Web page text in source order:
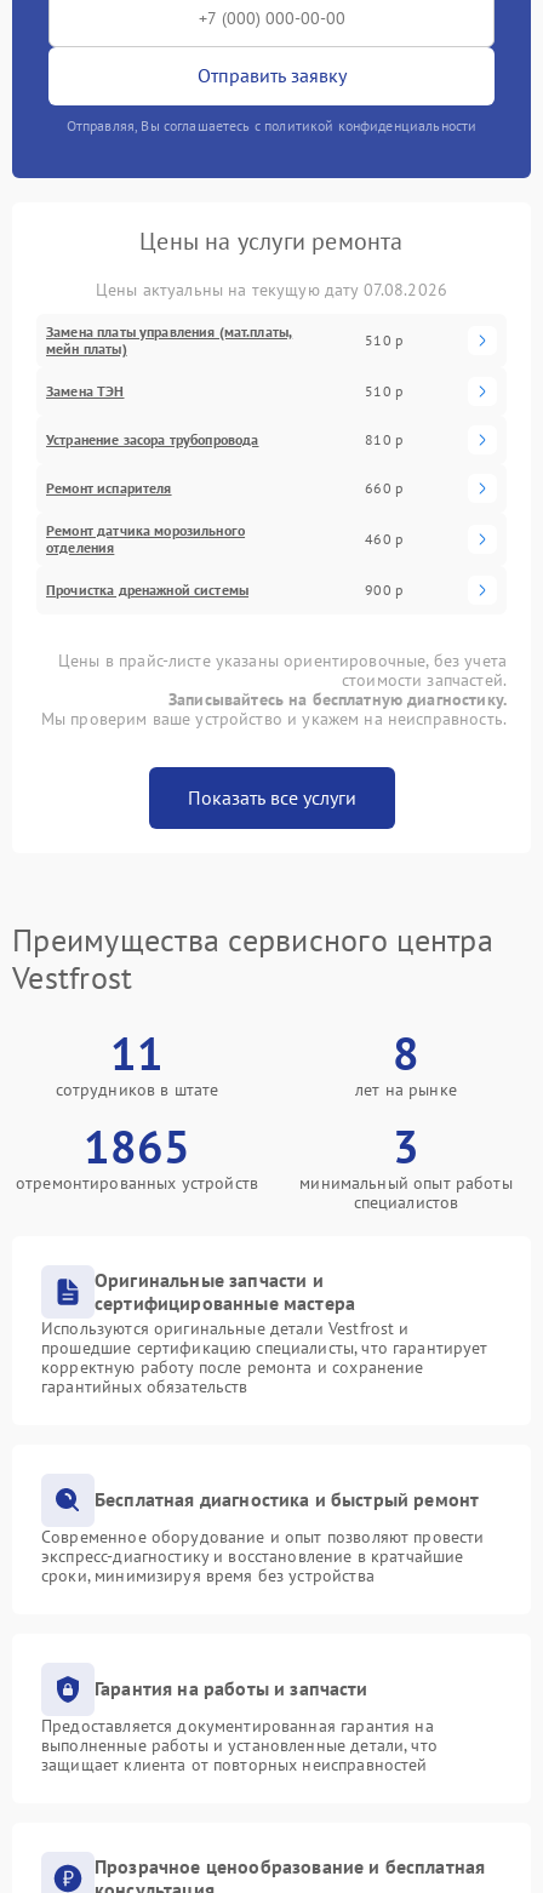
Отправить заявку
Отправляя, Вы соглашаетесь с политикой конфиденциальности
Цены на услуги ремонта
Цены актуальны на текущую дату 07.08.2026
Замена платы управления (мат.платы,
мейн платы)
510 р
Замена ТЭН 510 р
Устранение засора трубопровода 810 р
Ремонт испарителя 660 р
Ремонт датчика морозильного
отделения
460 р
Прочистка дренажной системы 900 р
Цены в прайс-листе указаны ориентировочные, без учета
стоимости запчастей.
Записывайтесь на бесплатную диагностику.
Мы проверим ваше устройство и укажем на неисправность.
Показать все услуги
Преимущества сервисного центра
Vestfrost
11
сотрудников в штате
8
лет на рынке
1865
отремонтированных устройств
3
минимальный опыт работы
специалистов
Оригинальные запчасти и
сертифицированные мастера
Используются оригинальные детали Vestfrost и
прошедшие сертификацию специалисты, что гарантирует
корректную работу после ремонта и сохранение
гарантийных обязательств
Бесплатная диагностика и быстрый ремонт
Современное оборудование и опыт позволяют провести
экспресс-диагностику и восстановление в кратчайшие
сроки, минимизируя время без устройства
Гарантия на работы и запчасти
Предоставляется документированная гарантия на
выполненные работы и установленные детали, что
защищает клиента от повторных неисправностей
Прозрачное ценообразование и бесплатная